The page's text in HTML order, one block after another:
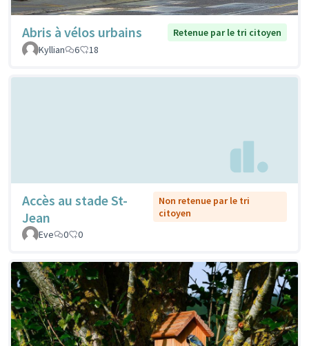
Abris à vélos urbains
Retenue par le tri citoyen
Kyllian
6 18
Accès au stade St-
Jean
Non retenue par le tri
citoyen
Eve
0 0